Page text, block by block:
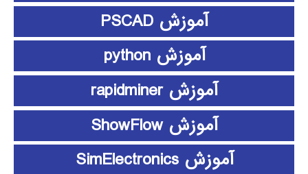
آموزش PSCAD
آموزش python
آموزش rapidminer
آموزش ShowFlow
آموزش SimElectronics